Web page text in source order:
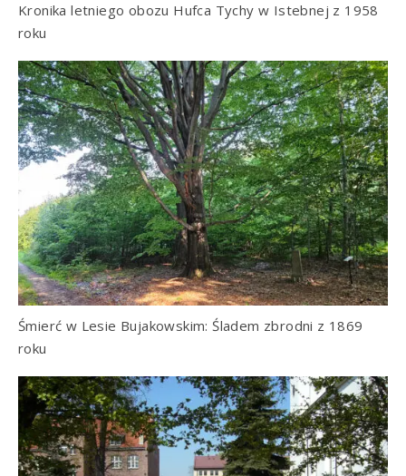
Kronika letniego obozu Hufca Tychy w Istebnej z 1958
roku
Śmierć w Lesie Bujakowskim: Śladem zbrodni z 1869
roku